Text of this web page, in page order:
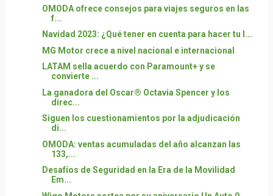
OMODA ofrece consejos para viajes seguros en las
f...
Navidad 2023: ¿Qué tener en cuenta para hacer tu l...
MG Motor crece a nivel nacional e internacional
LATAM sella acuerdo con Paramount+ y se
convierte ...
La ganadora del Oscar® Octavia Spencer y los
direc...
Siguen los cuestionamientos por la adjudicación
di...
OMODA: ventas acumuladas del año alcanzan las
133,...
Desafíos de Seguridad en la Era de la Movilidad
Em...